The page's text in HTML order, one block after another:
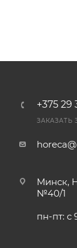
+375 29
ЗАКАЗАТЬ
Минск,
№40/1
пн-пт: с